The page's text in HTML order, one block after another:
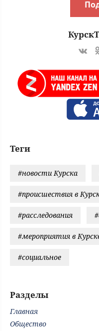
Теги
#новости Курска
#происшествия в
#расследования
#мероприятия в
#социальное
Разделы
Главная
Общество